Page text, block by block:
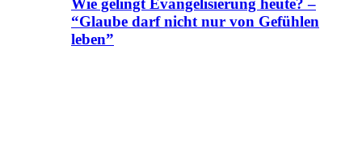
Wie gelingt Evangelisierung heute? –
“Glaube darf nicht nur von Gefühlen
leben”